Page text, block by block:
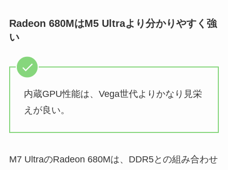
Radeon 680MはM5 Ultraより分かりやすく強
い
内蔵GPU性能は、Vega世代よりかなり見栄
えが良い。
M7 UltraのRadeon 680Mは、DDR5との組み合わせ